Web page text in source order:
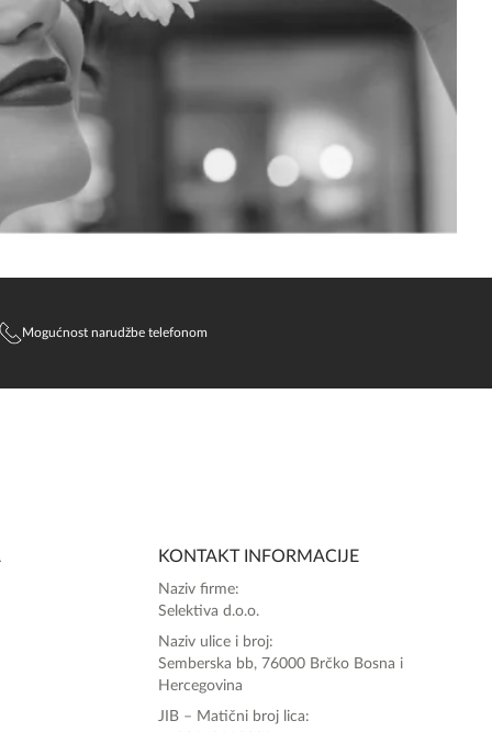
Mogućnost narudžbe telefonom
KONTAKT INFORMACIJE
Naziv firme:
Selektiva d.o.o.
Naziv ulice i broj:
Semberska bb, 76000 Brčko Bosna i
Hercegovina
JIB – Matični broj lica: